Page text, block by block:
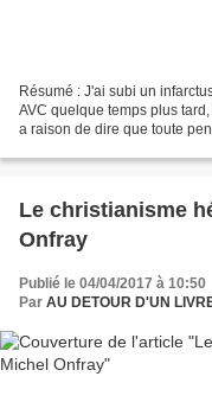
Résumé : J'ai subi un
AVC quelque temps plus
a raison de dire que toute
Le christianisme
Onfray
Publié le 04/04/2017 à 10:50
Par AU DETOUR D'UN